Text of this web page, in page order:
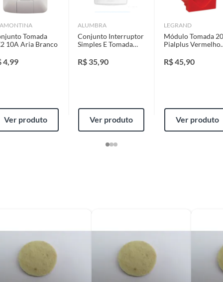
do vício.
ou acaba com o primeiro uso ou em pouco tempo.
disponível em sua loja em até 30 (trinta) dias,
pisos, porcelanatos, revestimentos, pastilhas,
a respectiva Nota Fiscal, quando será agendada
A resposta ao cliente deverá ser imediata. Sendo
dias, a contar da data da visita técnica.
Tomada
10A Aria Branco
4,99
Ver produto
ALUMBRA
Conjunto Interruptor
Simples E Tomada
Branco
R$ 35,90
Ver produto
LEGRAND
Módulo Tomada
Pialplus Vermelho
R$45,90
Ver produto